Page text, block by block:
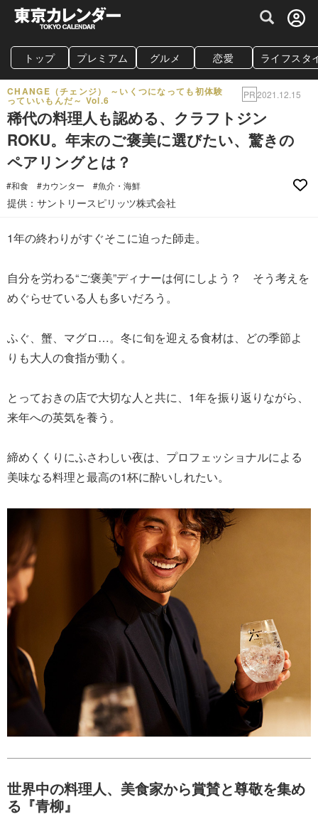
グルメ情報・プレミアムレストラン予約
トップ プレミアム グルメ 恋愛 ライフスタ
CHANGE（チェンジ） ～いくつになっても初体験
っていいもんだ～ Vol.6 PR2021.12.15
稀代の料理人も認める、クラフトジン
ROKU。年末のご褒美に選びたい、驚きの
ペアリングとは？
#和食 #カウンター #魚介・海鮮
提供：サントリースピリッツ株式会社
1年の終わりがすぐそこに迫った師走。
自分を労わる“ご褒美”ディナーは何にしよう？ そう考えを
めぐらせている人も多いだろう。
ふぐ、蟹、マグロ…。冬に旬を迎える食材は、どの季節よ
りも大人の食指が動く。
とっておきの店で大切な人と共に、1年を振り返りながら、
来年への英気を養う。
締めくくりにふさわしい夜は、プロフェッショナルによる
美味なる料理と最高の1杯に酔いしれたい。
世界中の料理人、美食家から賞賛と尊敬を集め
る『青柳』